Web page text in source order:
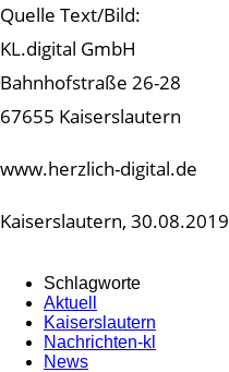
Quelle Text/Bild:
KL.digital GmbH
Bahnhofstraße 26-28
67655 Kaiserslautern
www.herzlich-digital.de
Kaiserslautern, 30.08.2019
Schlagworte
Aktuell
Kaiserslautern
Nachrichten-kl
News